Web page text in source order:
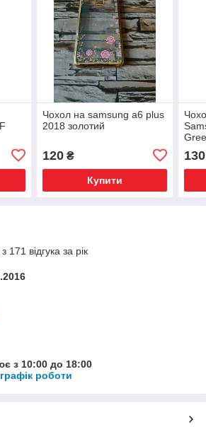
Чохол на samsung a6 plus
2018 золотий
120₴
Купити
130
171 відгука за рік
з 10:00 до 18:00
роботи